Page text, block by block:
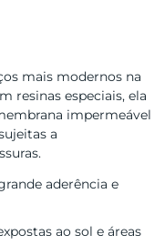
mais modernos na
resinas especiais, ela
impermeável
a
aderência e
ao sol e áreas